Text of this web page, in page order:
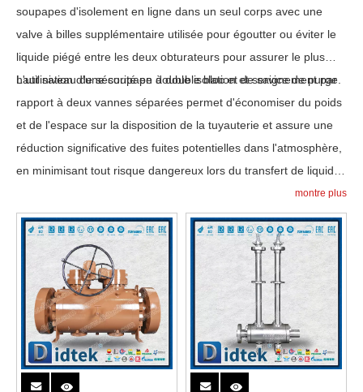
soupapes d'isolement en ligne dans un seul corps avec une
valve à billes supplémentaire utilisée pour égoutter ou éviter le
liquide piégé entre les deux obturateurs pour assurer le plus
haut niveau de sécurité en double isolation et service de purge.
L'utilisation d'une soupape à double bloc et de saignement par
rapport à deux vannes séparées permet d'économiser du poids
et de l'espace sur la disposition de la tuyauterie et assure une
réduction significative des fuites potentielles dans l'atmosphère,
en minimisant tout risque dangereux lors du transfert de liquides
montre plus